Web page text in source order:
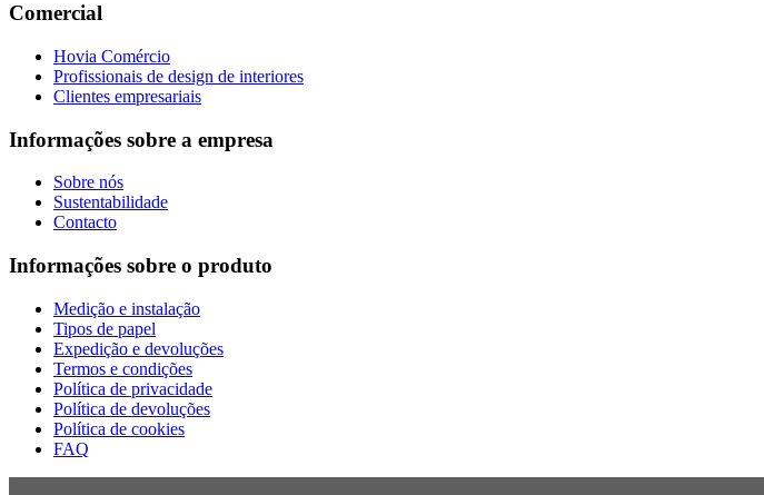
Comercial
Hovia Comércio
Profissionais de design de interiores
Clientes empresariais
Informações sobre a empresa
Sobre nós
Sustentabilidade
Contacto
Informações sobre o produto
Medição e instalação
Tipos de papel
Expedição e devoluções
Termos e condições
Política de privacidade
Política de devoluções
Política de cookies
FAQ